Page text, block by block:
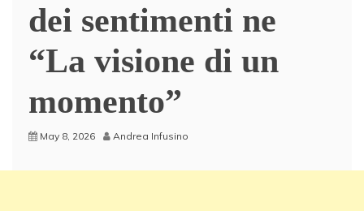
dei sentimenti ne
“La visione di un
momento”
May 8, 2026 Andrea Infusino